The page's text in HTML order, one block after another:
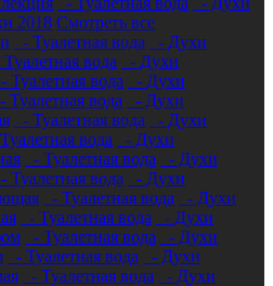
2018 Смотреть все
- Туалетная вода
- Духи
Туалетная вода
- Духи
- Туалетная вода
- Духи
- Туалетная вода
- Духи
- Туалетная вода
- Духи
вода
- Духи
- Туалетная вода
- Духи
- Туалетная вода
- Духи
- Туалетная вода
- Духи
- Туалетная вода
- Духи
- Туалетная вода
- Духи
- Туалетная вода
- Духи
- Туалетная вода
- Духи